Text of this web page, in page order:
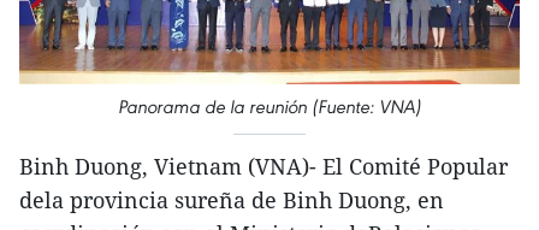
Panorama de la reunión (Fuente: VNA)
Binh Duong, Vietnam (VNA)- El Comité Popular
dela provincia sureña de Binh Duong, en